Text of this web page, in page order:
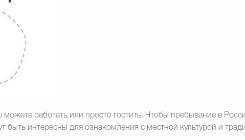
работать или просто гостить. Чтобы пребывание в
быть интересны для ознакомления с местной культурой и